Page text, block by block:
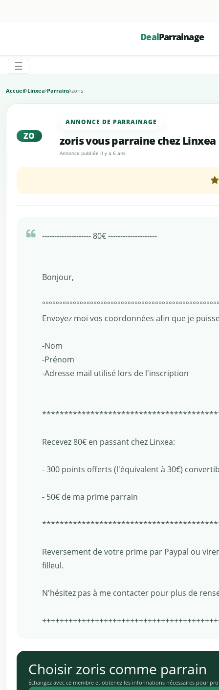
DealParrainage
☰
Accueil Linxea Parrains zoris
ZO
ANNONCE DE PARRAINAGE
zoris vous parraine chez Linxea
Annonce publiée il y a 6 ans
-------------------- 80€ --------------------
Bonjour,
Envoyez moi vos coordonnées afin que je
-Nom
-Prénom
-Adresse mail utilisé lors de l'inscription
Recevez 80€ en passant chez Linxea:
- 300 points offerts (l'équivalent à 30€)
- 50€ de ma prime parrain
Reversement de votre prime par Paypal ou
filleul.
N'hésitez pas à me contacter pour plus de
Choisir zoris comme parrain
Échangez avec ce membre et obtenez les informations nécessaires pour